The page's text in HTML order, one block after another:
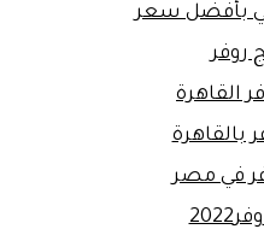
بأفضل سعر
روفر
القاهرة
بالقاهرة
في مصر